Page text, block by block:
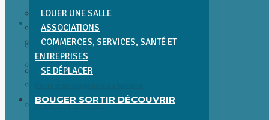
LOUER UNE SALLE
ASSOCIATIONS
COMMERCES, SERVICES, SANTÉ ET
ENTREPRISES
SE DÉPLACER
BOUGER SORTIR DÉCOUVRIR
ENVIRONNEMENT
Urbanisme
Villes et villages fleuris
Eau et Assainissement